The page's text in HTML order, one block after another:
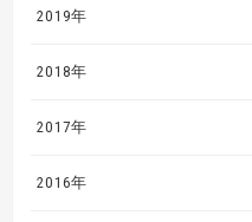
2019年
2018年
2017年
2016年